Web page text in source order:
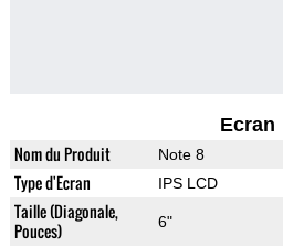
Ecran
Nom du Produit Note 8
Type d'Ecran IPS LCD
Taille (Diagonale,
Pouces)
6"